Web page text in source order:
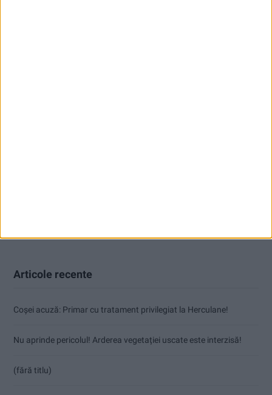
Articole recente
Coșei acuză: Primar cu tratament privilegiat la Herculane!
Nu aprinde pericolul! Arderea vegetației uscate este interzisă!
(fără titlu)